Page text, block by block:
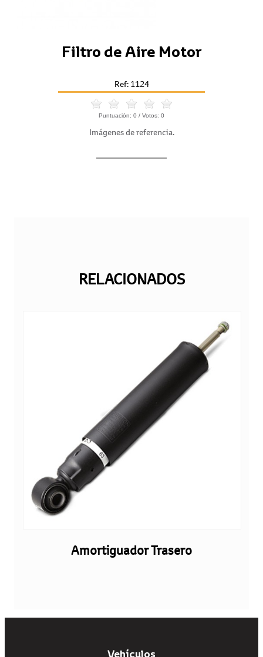
Filtro de Aire Motor
Ref: 1124
Puntuación: 0 / Votos: 0
Imágenes de referencia.
RELACIONADOS
Amortiguador Trasero
Vehículos